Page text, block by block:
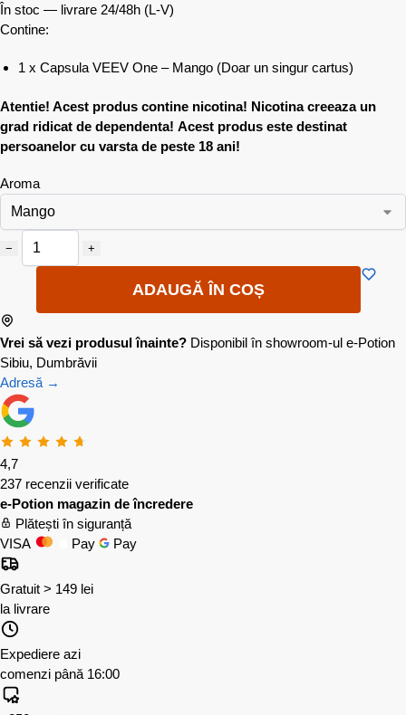
În stoc — livrare 24/48h (L-V)
Contine:
1 x Capsula VEEV One – Mango (Doar un singur cartus)
Atentie! Acest produs contine nicotina! Nicotina creeaza un
grad ridicat de dependenta! Acest produs este destinat
persoanelor cu varsta de peste 18 ani!
Aroma
− +
ADAUGĂ ÎN COȘ
Vrei să vezi produsul înainte? Disponibil în showroom-ul e-Potion
Sibiu, Dumbrăvii
Adresă →
4,7
237 recenzii verificate
e-Potion magazin de încredere
Plătești în siguranță
VISA
Pay Pay
Gratuit > 149 lei
la livrare
Expediere azi
comenzi până 16:00